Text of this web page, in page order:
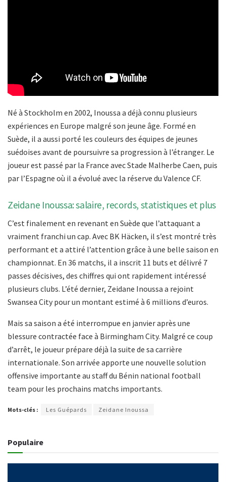
Né à Stockholm en 2002, Inoussa a déjà connu plusieurs
expériences en Europe malgré son jeune âge. Formé en
Suède, il a aussi porté les couleurs des équipes de jeunes
suédoises avant de poursuivre sa progression à l’étranger. Le
joueur est passé par la France avec Stade Malherbe Caen, puis
par l’Espagne où il a évolué avec la réserve du Valence CF.
Zeidane Inoussa: salaire, records, statistiques et plus
C’est finalement en revenant en Suède que l’attaquant a
vraiment franchi un cap. Avec BK Häcken, il s’est montré très
performant et a attiré l’attention grâce à une belle saison en
championnat. En 36 matchs, il a inscrit 11 buts et délivré 7
passes décisives, des chiffres qui ont rapidement intéressé
plusieurs clubs. L’été dernier, Zeidane Inoussa a rejoint
Swansea City pour un montant estimé à 6 millions d’euros.
Mais sa saison a été interrompue en janvier après une
blessure contractée face à Birmingham City. Malgré ce coup
d’arrêt, le joueur prépare déjà la suite de sa carrière
internationale. Son arrivée apporte une nouvelle solution
offensive importante au staff du Bénin national football
team pour les prochains matchs importants.
Mots-clés : Les Guépards Zeidane Inoussa
Populaire